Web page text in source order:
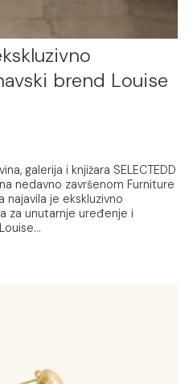
brend Louise
galerija i knjižara SELECTEDD
nedavno završenom Furniture
najavila je ekskluzivno
za unutarnje uređenje i